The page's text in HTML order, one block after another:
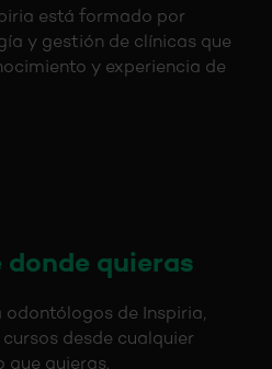
está formado por
y gestión de clínicas que
y experiencia de
donde quieras
de Inspiria,
desde cualquier
que quieras.